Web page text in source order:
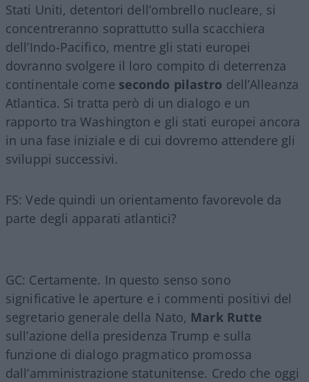
Stati Uniti, detentori dell’ombrello nucleare, si
concentreranno soprattutto sulla scacchiera
dell’Indo-Pacifico, mentre gli stati europei
dovranno svolgere il loro compito di deterrenza
continentale come secondo pilastro dell’Alleanza
Atlantica. Si tratta però di un dialogo e un
rapporto tra Washington e gli stati europei ancora
in una fase iniziale e di cui dovremo attendere gli
sviluppi successivi.
FS: Vede quindi un orientamento favorevole da
parte degli apparati atlantici?
GC: Certamente. In questo senso sono
significative le aperture e i commenti positivi del
segretario generale della Nato, Mark Rutte
sull’azione della presidenza Trump e sulla
funzione di dialogo pragmatico promossa
dall’amministrazione statunitense. Credo che oggi